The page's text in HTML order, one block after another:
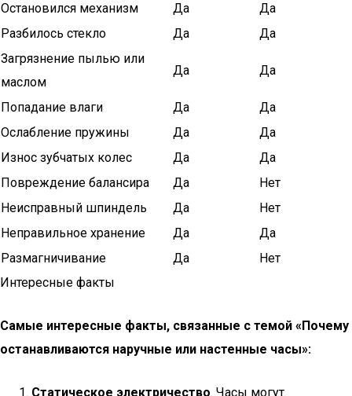
Остановился механизм
Да
Да
Разбилось стекло
Да
Да
Загрязнение пылью или
маслом
Да Да
Попадание влаги Да
Да
Ослабление пружины
Да
Да
Износ зубчатых колес
Да
Да
Повреждение балансира
Да
Нет
Неисправный шпиндель
Да
Нет
Неправильное хранение
Да
Да
Размагничивание
Да
Нет
Интересные факты
Самые интересные факты, связанные с темой «Почему
останавливаются наручные или настенные часы»:
Статическое электричество. Часы могут